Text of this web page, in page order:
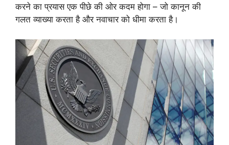
करने का प्रयास एक पीछे की ओर कदम होगा – जो कानून की
गलत व्याख्या करता है और नवाचार को धीमा करता है।